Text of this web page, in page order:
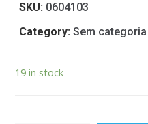
SKU: 0604103
Category:Sem categoria
19 in stock